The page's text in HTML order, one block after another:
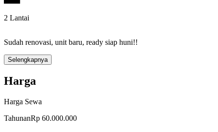
2 Lantai
Sudah renovasi, unit baru, ready siap huni!!
Selengkapnya
Harga
Harga Sewa
TahunanRp 60.000.000